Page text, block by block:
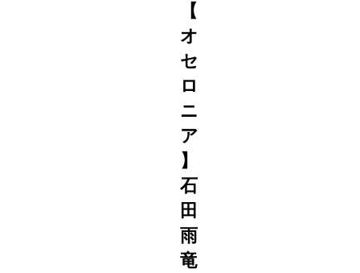
【
オ
セ
ロ
ニ
ア
】
石
田
雨
竜